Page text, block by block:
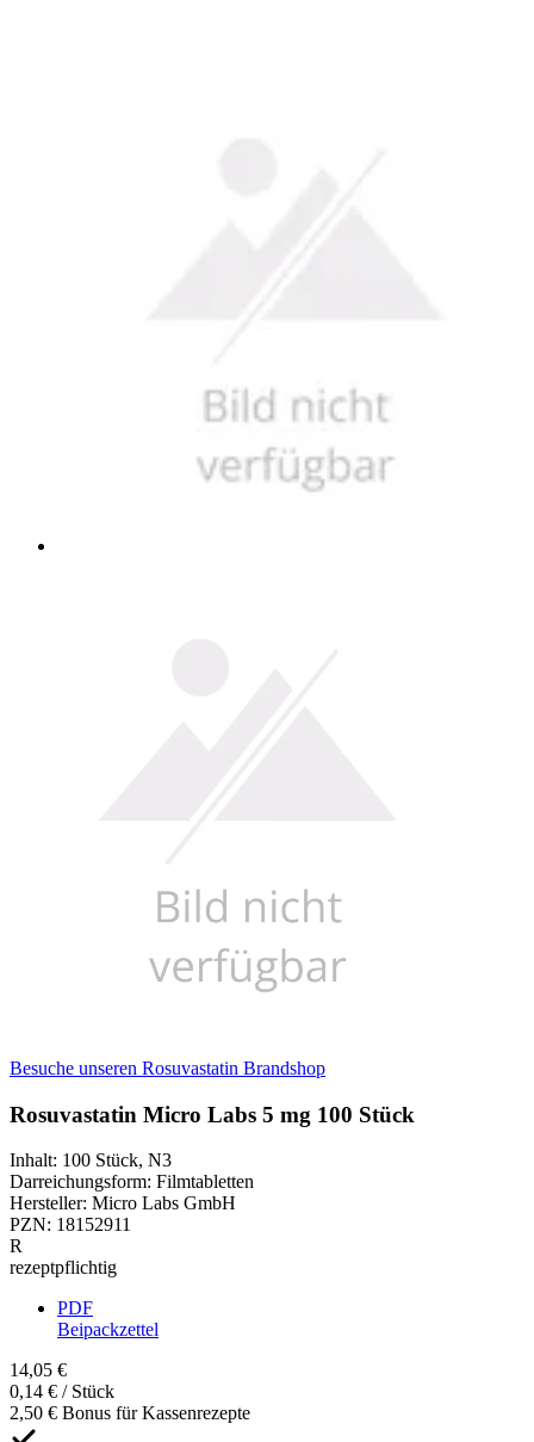
Besuche unseren Rosuvastatin Brandshop
Rosuvastatin Micro Labs 5 mg 100 Stück
Inhalt: 100 Stück, N3
Darreichungsform: Filmtabletten
Hersteller: Micro Labs GmbH
PZN: 18152911
R
rezeptpflichtig
PDF
Beipackzettel
14,05 €
0,14 € / Stück
2,50 € Bonus für Kassenrezepte